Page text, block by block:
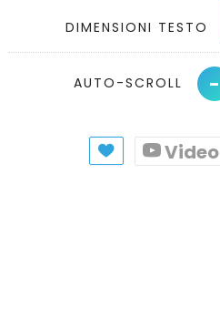
DIMENSIONI TESTO
AUTO-SCROLL -
Video